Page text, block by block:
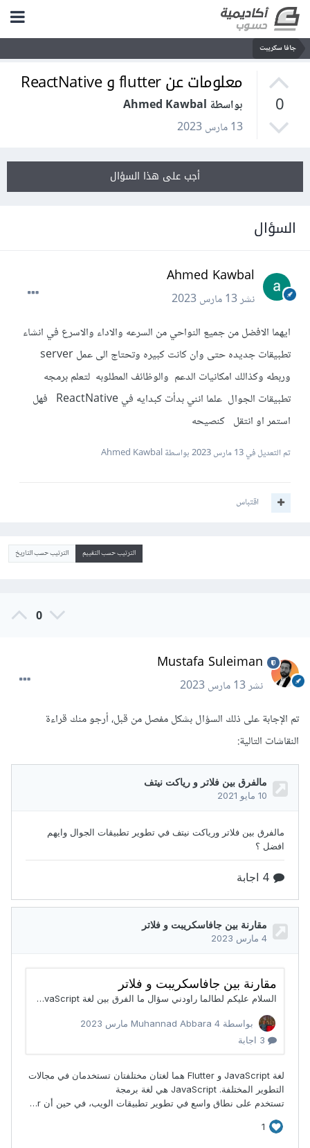
جافا سكريبت
0
معلومات عن flutter و ReactNative
بواسطة Ahmed Kawbal
13 مارس 2023
أجب على هذا السؤال
السؤال
Ahmed Kawbal
نشر13 مارس 2023
ايهما الافضل من جميع النواحي من السرعه والاداء والاسرع في انشاء
تطبيقات جديده حتى وان كانت كبيره وتحتاج الى عمل server
وربطه وكذالك امكانيات الدعم والوظائف المطلوبه لتعلم برمجه
تطبيقات الجوال علما انني بدأت كبدايه في ReactNative فهل
استمر او انتقل كنصيحه
تم التعديل في13 مارس 2023 بواسطة Ahmed Kawbal
اقتباس
الترتيب حسب التقييم الترتيب حسب التاريخ
0
Mustafa Suleiman
نشر13 مارس 2023
تم الإجابة على ذلك السؤال بشكل مفصل من قبل، أرجو منك قراءة
النقاشات التالية: